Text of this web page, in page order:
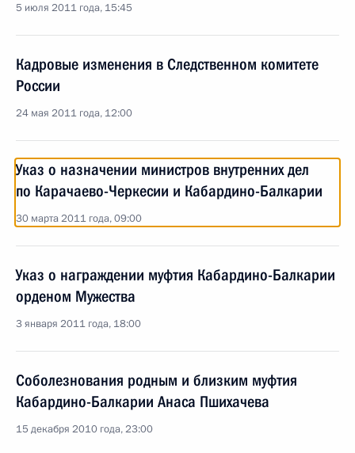
5 июля 2011 года, 15:45
Кадровые изменения в Следственном комитете
России
24 мая 2011 года, 12:00
Указ о назначении министров внутренних дел
по Карачаево-Черкесии и Кабардино-Балкарии
30 марта 2011 года, 09:00
Указ о награждении муфтия Кабардино-Балкарии
орденом Мужества
3 января 2011 года, 18:00
Соболезнования родным и близким муфтия
Кабардино-Балкарии Анаса Пшихачева
15 декабря 2010 года, 23:00